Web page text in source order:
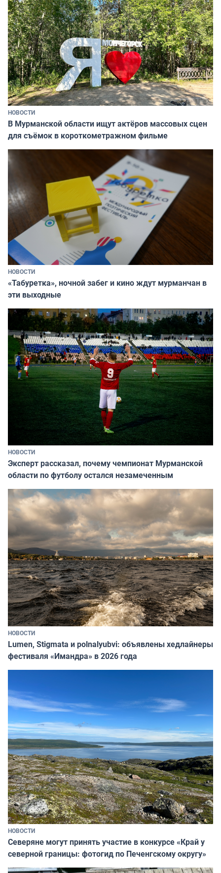
НОВОСТИ
В Мурманской области ищут актёров массовых сцен
для съёмок в короткометражном фильме
НОВОСТИ
«Табуретка», ночной забег и кино ждут мурманчан в
эти выходные
НОВОСТИ
Эксперт рассказал, почему чемпионат Мурманской
области по футболу остался незамеченным
НОВОСТИ
Lumen, Stigmata и polnalyubvi: объявлены хедлайнеры
фестиваля «Имандра» в 2026 года
НОВОСТИ
Северяне могут принять участие в конкурсе «Край у
северной границы: фотогид по Печенгскому округу»